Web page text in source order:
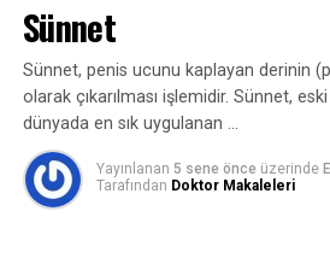
Sünnet
Sünnet, penis ucunu kaplayan derinin
olarak çıkarılması işlemidir. Sünnet,
dünyada en sık uygulanan …
Yayınlanan 5 sene önce üzerinde
Tarafından Doktor Makaleleri